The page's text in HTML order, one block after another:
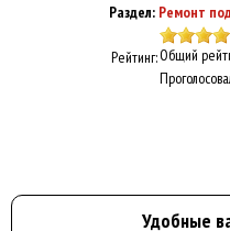
Раздел: Ремонт
Рейтинг:Общий
Удобные